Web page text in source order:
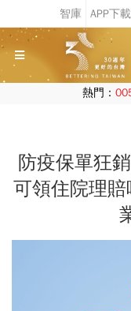
熱門：
防疫保單狂
可領住院理